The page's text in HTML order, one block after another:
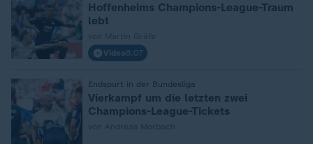
Hoffenheims Champions-League-Traum
lebt
Video8:07
Endspurt in der Bundesliga
:
Vierkampf um die letzten zwei
Champions-League-Tickets